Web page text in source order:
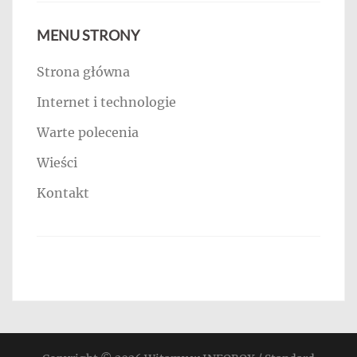
MENU STRONY
Strona główna
Internet i technologie
Warte polecenia
Wieści
Kontakt